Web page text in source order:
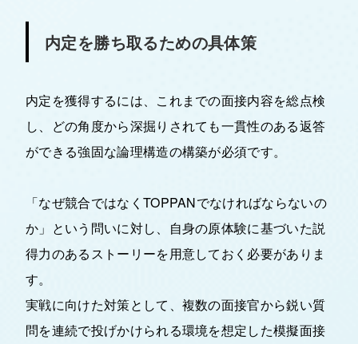
内定を勝ち取るための具体策
内定を獲得するには、これまでの面接内容を総点検
し、どの角度から深掘りされても一貫性のある返答
ができる強固な論理構造の構築が必須です。
「なぜ競合ではなくTOPPANでなければならないの
か」という問いに対し、自身の原体験に基づいた説
得力のあるストーリーを用意しておく必要がありま
す。
実戦に向けた対策として、複数の面接官から鋭い質
問を連続で投げかけられる環境を想定した模擬面接